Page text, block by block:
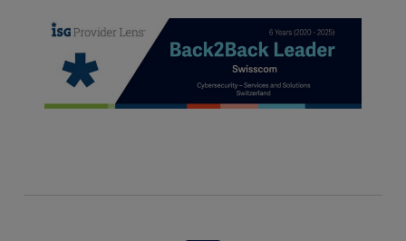
e
u
n
a